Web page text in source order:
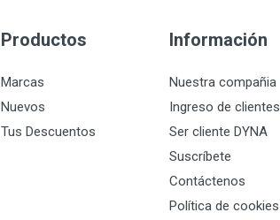
Productos
Marcas
Nuevos
Tus Descuentos
Información
Nuestra compañia
Ingreso de clientes
Ser cliente DYNA
Suscríbete
Contáctenos
Política de cookies